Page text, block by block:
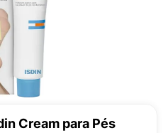
Cream para Pés